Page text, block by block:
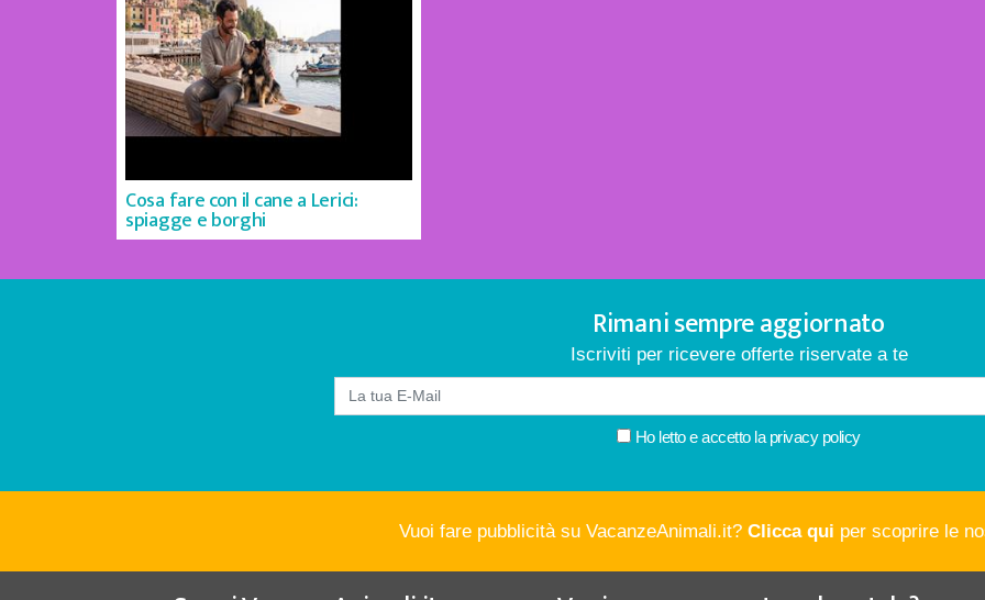
Cosa fare con il cane a Lerici:
spiagge e borghi
Rimani sempre aggiornato
Iscriviti per ricevere offerte riservate a te
Ho letto e accetto la privacy policy
Vuoi fare pubblicità su VacanzeAnimali.it? Clicca qui per scoprire le